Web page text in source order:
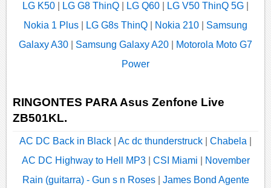
LG K50 LG G8 ThinQ LG Q60 LG V50 ThinQ 5G
Nokia 1 Plus
LG G8s ThinQ Nokia 210
Samsung
Galaxy A30
Samsung Galaxy A20
Motorola Moto G7
Power
RINGONTES PARA Asus Zenfone Live
ZB501KL.
AC DC Back in Black Ac dc thunderstruck Chabela
AC DC Highway to Hell MP3| CSI Miami
November
Rain (guitarra) - Gun s n Roses| James Bond Agente